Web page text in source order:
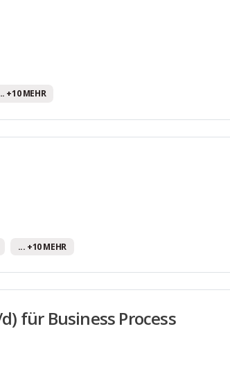
+10 MEHR
... +10 MEHR
für Business Process